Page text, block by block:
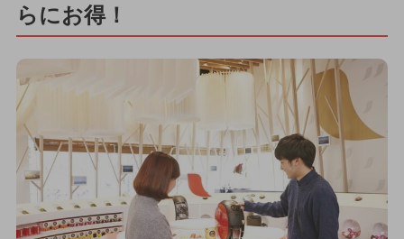
らにお得！